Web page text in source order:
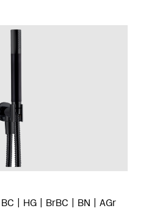
BC HG BrBC BN AGr